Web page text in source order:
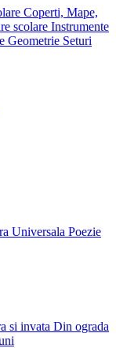
Coperti, Mape,
scolare Instrumente
Geometrie Seturi
Universala Poezie
si invata Din ograda